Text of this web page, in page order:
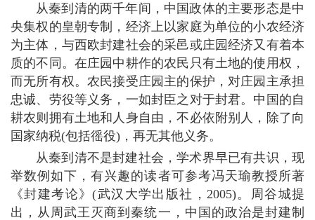
从秦到清的两千年间，中国政体的主要形态是中
央集权的皇朝专制，经济上以家庭为单位的小农经济
为主体，与西欧封建社会的采邑或庄园经济又有着本
质的不同。在庄园中耕作的农民只有土地的使用权，
而无所有权。农民接受庄园主的保护，对庄园主承担
忠诚、劳役等义务，一如封臣之对于封君。中国的自
耕农则拥有土地和人身自由，不必依附别人，除了向
国家纳税(包括徭役)，再无其他义务。
从秦到清不是封建社会，学术界早已有共识，现
举数例如下，有兴趣的读者可参考冯天瑜教授所著
《封建考论》(武汉大学出版社，2005)。周谷城提
出，从周武王灭商到秦统一，中国的政治是封建制